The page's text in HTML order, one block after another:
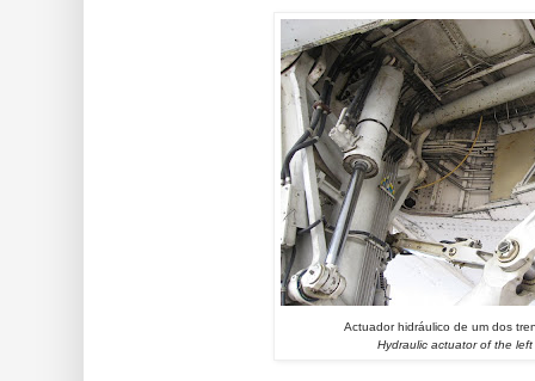
Actuador hidráulico de um dos
Hydraulic actuator of the